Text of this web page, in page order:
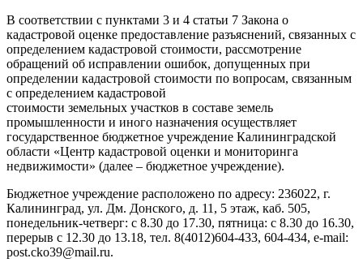
В соответствии с пунктами 3 и 4 статьи 7 Закона о
кадастровой оценке предоставление разъяснений, связанных с
определением кадастровой стоимости, рассмотрение
обращений об исправлении ошибок, допущенных при
определении кадастровой стоимости по вопросам, связанным
с определением кадастровой
стоимости земельных участков в составе земель
промышленности и иного назначения осуществляет
государственное бюджетное учреждение Калининградской
области «Центр кадастровой оценки и мониторинга
недвижимости» (далее – бюджетное учреждение).
Бюджетное учреждение расположено по адресу: 236022, г.
Калининград, ул. Дм. Донского, д. 11, 5 этаж, каб. 505,
понедельник-четверг: с 8.30 до 17.30, пятница: с 8.30 до 16.30,
перерыв с 12.30 до 13.18, тел. 8(4012)604-433, 604-434, e-mail:
post.cko39@mail.ru.